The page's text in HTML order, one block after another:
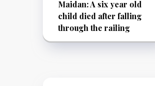
Maidan: A six year old
child died after falling
through the railing